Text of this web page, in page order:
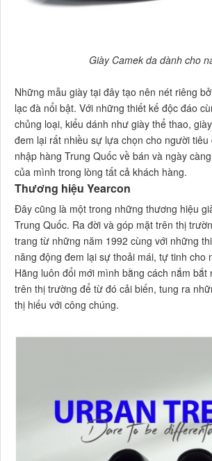
Giày Camek da dành cho
Những mẫu giày tại đây tạo nên nét riêng
lạc đà nổi bật. Với những thiết kế độc đáo
chủng loại, kiểu dánh như giày thể thao,
đem lại rất nhiều sự lựa chọn cho người
nhập hàng Trung Quốc về bán và ngày
của mình trong lòng tất cả khách hàng.
Thương hiệu Yearcon
Đây cũng là một trong những thương hiệu
Trung Quốc. Ra đời và góp mặt trên thị
trang từ những năm 1992 cùng với những
năng động đem lại sự thoải mái, tự tinh cho
Hãng luôn đổi mới mình bằng cách nắm bắt
trên thị trường để từ đó cải biến, tung ra
thị hiếu với công chúng.